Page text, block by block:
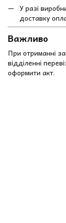
У разі
доставку
Важливо
При отриманні
відділенні
оформити акт.